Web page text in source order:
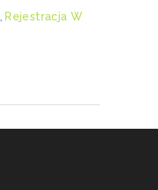
Rejestracja W